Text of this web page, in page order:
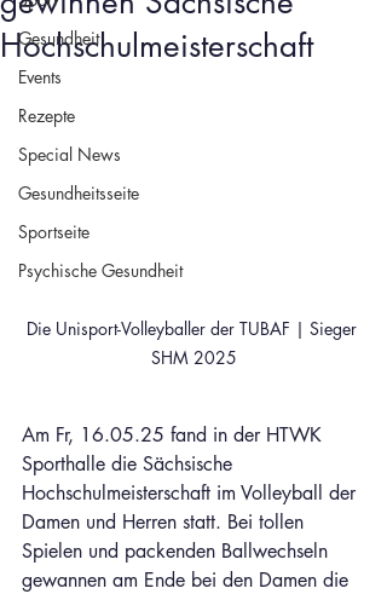
Gesundheit
Events
Rezepte
Special News
Gesundheitsseite
Sportseite
Psychische Gesundheit
Hochschulmeisterschaft
Die Unisport-Volleyballer der TUBAF | Sieger
SHM 2025
Am Fr, 16.05.25 fand in der HTWK
Sporthalle die Sächsische
Hochschulmeisterschaft im Volleyball der
Damen und Herren statt. Bei tollen
Spielen und packenden Ballwechseln
gewannen am Ende bei den Damen die